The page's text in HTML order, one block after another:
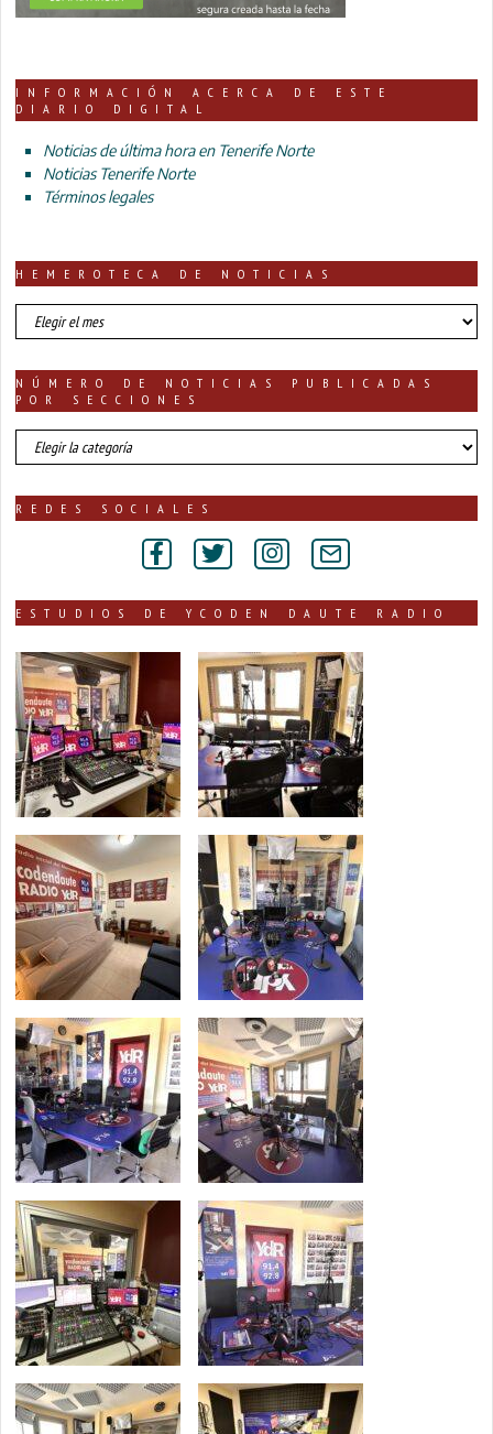
INFORMACIÓN ACERCA DE ESTE
DIARIO DIGITAL
Noticias de última hora en Tenerife Norte
Noticias Tenerife Norte
Términos legales
HEMEROTECA DE NOTICIAS
HEMEROTECA
DE
NÚMERO DE NOTICIAS PUBLICADAS
POR SECCIONES
número
de
publicadas
REDES SOCIALES
ESTUDIOS DE YCODEN DAUTE RADIO